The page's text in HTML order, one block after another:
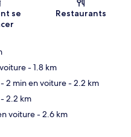
se
Restaurants
- 1.8 km
- 2 min en voiture- 2.2 km
- 2.2 km
voiture- 2.6 km